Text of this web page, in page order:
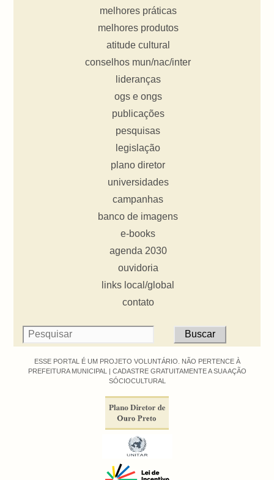
melhores práticas
melhores produtos
atitude cultural
conselhos mun/nac/inter
lideranças
ogs e ongs
publicações
pesquisas
legislação
plano diretor
universidades
campanhas
banco de imagens
e-books
agenda 2030
ouvidoria
links local/global
contato
ESSE PORTAL É UM PROJETO VOLUNTÁRIO. NÃO PERTENCE À
PREFEITURA MUNICIPAL | CADASTRE GRATUITAMENTE A SUA AÇÃO
SÓCIOCULTURAL